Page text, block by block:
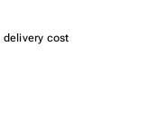
delivery cost